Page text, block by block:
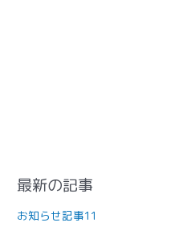
最新の記事
お知らせ記事11